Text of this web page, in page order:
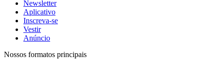
Newsletter
Aplicativo
Inscreva-se
Vestir
Anúncio
Nossos formatos principais